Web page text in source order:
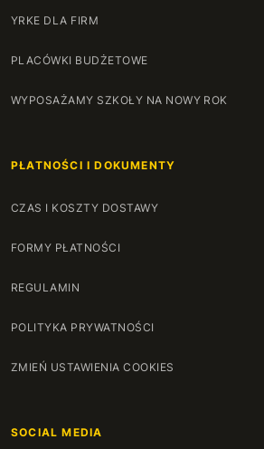
YRKE DLA FIRM
PLACÓWKI BUDŻETOWE
WYPOSAŻAMY SZKOŁY NA NOWY ROK
PŁATNOŚCI I DOKUMENTY
CZAS I KOSZTY DOSTAWY
FORMY PŁATNOŚCI
REGULAMIN
POLITYKA PRYWATNOŚCI
ZMIEŃ USTAWIENIA COOKIES
SOCIAL MEDIA